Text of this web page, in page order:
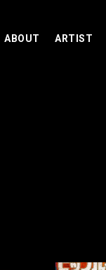
ABOUT ARTIST